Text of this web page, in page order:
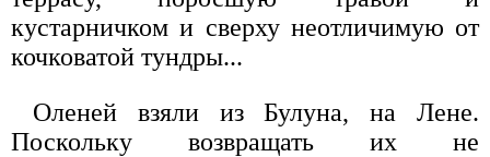
кустарничком и сверху неотличимую от
кочковатой тундры...
Оленей взяли из Булуна, на Лене.
Поскольку возвращать их не